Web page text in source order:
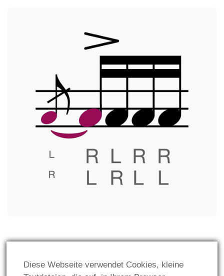
Diese Webseite verwendet Cookies, kleine